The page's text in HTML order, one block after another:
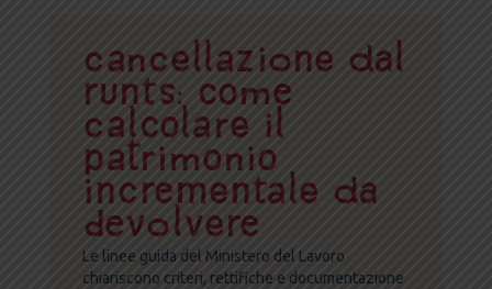
Cancellazione dal
Runts: come
calcolare il
patrimonio
incrementale da
devolvere
Le linee guida del Ministero del Lavoro
chiariscono criteri, rettifiche e documentazione